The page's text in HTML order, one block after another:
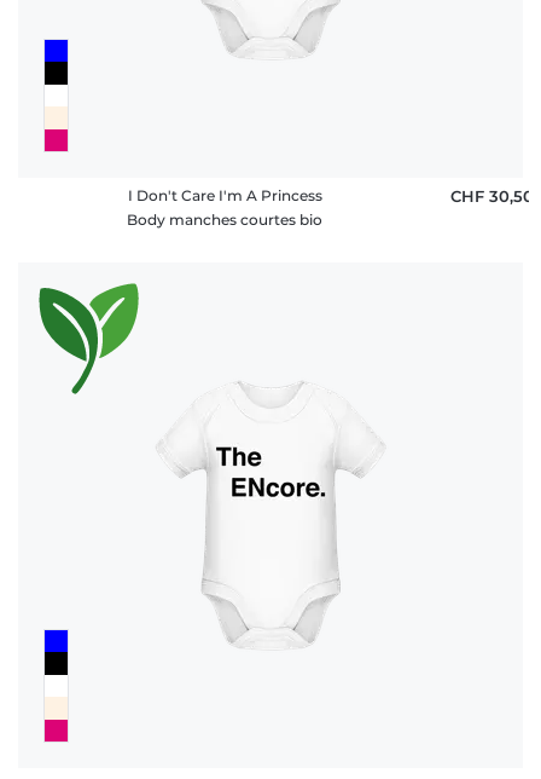
I Don't Care I'm A Princess
Body manches courtes bio
CHF 30,50